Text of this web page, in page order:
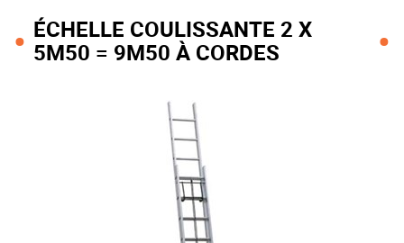
ÉCHELLE COULISSANTE 2 X
5M50 = 9M50 À CORDES